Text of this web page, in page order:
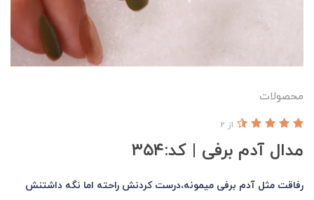
محصولات
مدال آدم برفی | کد:۳۵۴
از 2
رفاقت مثل آدم برفی میمونه،درست کردنش راحته اما نگه داشتنش